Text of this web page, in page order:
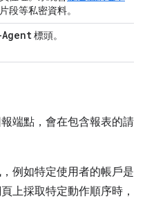
段等私密資料。
標頭。
端點，會在包含報表的請
例如特定使用者的帳戶是
上採取特定動作順序時，